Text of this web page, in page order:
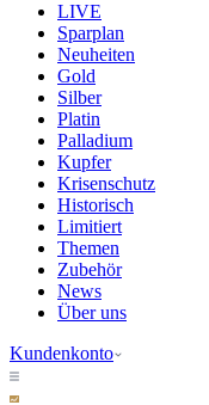
LIVE
Sparplan
Neuheiten
Gold
Silber
Platin
Palladium
Kupfer
Krisenschutz
Historisch
Limitiert
Themen
Zubehör
News
Über uns
Kundenkonto